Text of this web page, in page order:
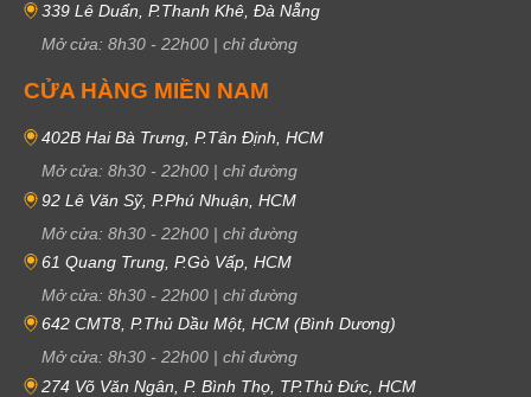
339 Lê Duẩn, P.Thanh Khê, Đà Nẵng
Mở cửa: 8h30 - 22h00 | chỉ đường
CỬA HÀNG MIỀN NAM
402B Hai Bà Trưng, P.Tân Định, HCM
Mở cửa: 8h30 - 22h00 | chỉ đường
92 Lê Văn Sỹ, P.Phú Nhuận, HCM
Mở cửa: 8h30 - 22h00 | chỉ đường
61 Quang Trung, P.Gò Vấp, HCM
Mở cửa: 8h30 - 22h00 | chỉ đường
642 CMT8, P.Thủ Dầu Một, HCM (Bình Dương)
Mở cửa: 8h30 - 22h00 | chỉ đường
274 Võ Văn Ngân, P. Bình Thọ, TP.Thủ Đức, HCM